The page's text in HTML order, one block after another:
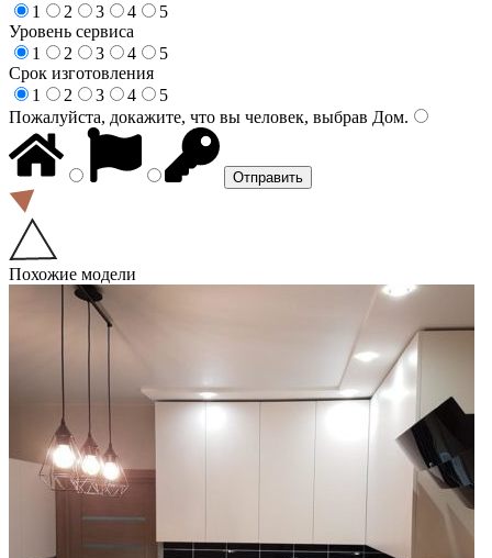
1
2 3 4
5
Уровень сервиса
1
2 3 4
5
Срок изготовления
1
2 3 4
5
Пожалуйста, докажите, что вы человек, выбрав Дом.
Похожие модели